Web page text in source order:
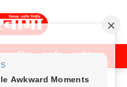
राजकीय क्राईम मनोरंजन